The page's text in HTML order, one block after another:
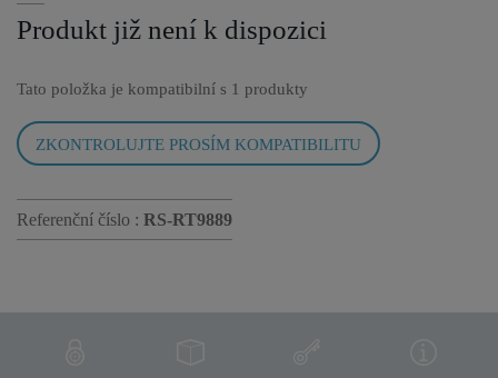
Produkt již není k dispozici
Tato položka je kompatibilní s 1 produkty
ZKONTROLUJTE PROSÍM KOMPATIBILITU
Referenční číslo : RS-RT9889